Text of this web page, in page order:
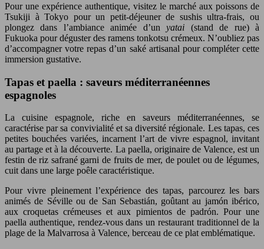
Pour une expérience authentique, visitez le marché aux poissons de
Tsukiji à Tokyo pour un petit-déjeuner de sushis ultra-frais, ou
plongez dans l’ambiance animée d’unyatai (stand de rue) à
Fukuoka pour déguster des ramens tonkotsu crémeux. N’oubliez pas
d’accompagner votre repas d’un saké artisanal pour compléter cette
immersion gustative.
Tapas et paella : saveurs méditerranéennes
espagnoles
La cuisine espagnole, riche en saveurs méditerranéennes, se
caractérise par sa convivialité et sa diversité régionale. Les tapas, ces
petites bouchées variées, incarnent l’art de vivre espagnol, invitant
au partage et à la découverte. La paella, originaire de Valence, est un
festin de riz safrané garni de fruits de mer, de poulet ou de légumes,
cuit dans une large poêle caractéristique.
Pour vivre pleinement l’expérience des tapas, parcourez les bars
animés de Séville ou de San Sebastián, goûtant au jamón ibérico,
aux croquetas crémeuses et aux pimientos de padrón. Pour une
paella authentique, rendez-vous dans un restaurant traditionnel de la
plage de la Malvarrosa à Valence, berceau de ce plat emblématique.